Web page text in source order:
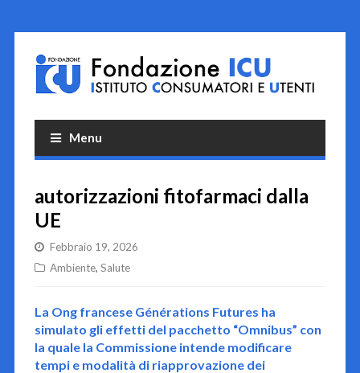
Menu
autorizzazioni fitofarmaci dalla
UE
Febbraio 19, 2026
Ambiente, Salute
La Ong francese Générations Futures ha
simulato gli effetti del pacchetto “Omnibus” con
la quale la Commissione intende modificare
tempi e modalità di riapprovazione dei